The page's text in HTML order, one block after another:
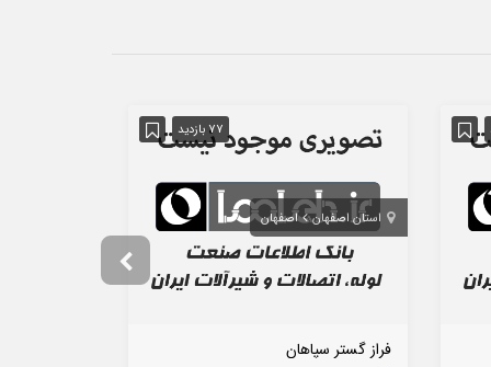
77 بازدید
استان اصفهان اصفهان
فراز گستر سپاهان